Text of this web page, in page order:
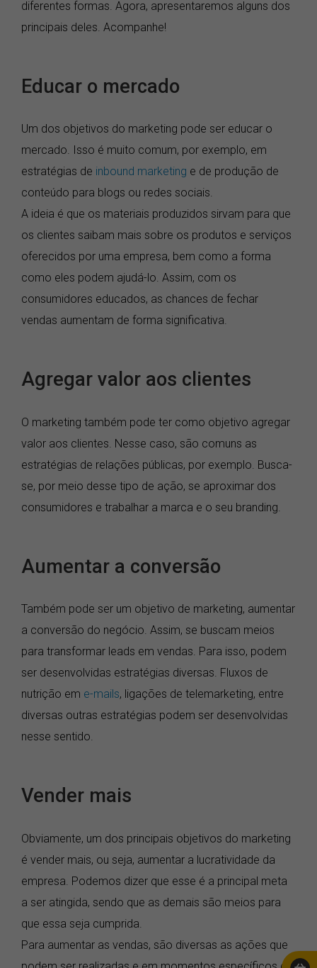
diferentes formas. Agora, apresentaremos alguns dos
principais deles. Acompanhe!
Educar o mercado
Um dos objetivos do marketing pode ser educar o
mercado. Isso é muito comum, por exemplo, em
estratégias de inbound marketing e de produção de
conteúdo para blogs ou redes sociais.
A ideia é que os materiais produzidos sirvam para que
os clientes saibam mais sobre os produtos e serviços
oferecidos por uma empresa, bem como a forma
como eles podem ajudá-lo. Assim, com os
consumidores educados, as chances de fechar
vendas aumentam de forma significativa.
Agregar valor aos clientes
O marketing também pode ter como objetivo agregar
valor aos clientes. Nesse caso, são comuns as
estratégias de relações públicas, por exemplo. Busca-
se, por meio desse tipo de ação, se aproximar dos
consumidores e trabalhar a marca e o seu branding.
Aumentar a conversão
Também pode ser um objetivo de marketing, aumentar
a conversão do negócio. Assim, se buscam meios
para transformar leads em vendas. Para isso, podem
ser desenvolvidas estratégias diversas. Fluxos de
nutrição em e-mails, ligações de telemarketing, entre
diversas outras estratégias podem ser desenvolvidas
nesse sentido.
Vender mais
Obviamente, um dos principais objetivos do marketing
é vender mais, ou seja, aumentar a lucratividade da
empresa. Podemos dizer que esse é a principal meta
a ser atingida, sendo que as demais são meios para
que essa seja cumprida.
Para aumentar as vendas, são diversas as ações que